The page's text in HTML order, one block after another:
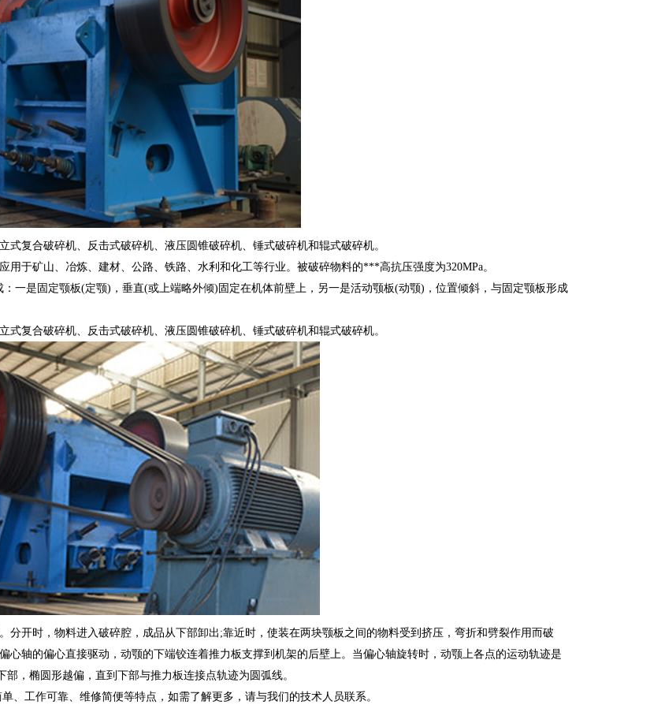
复合破碎机、反击式破碎机、液压圆锥破碎机、锤式破碎机和辊式破碎机。
于矿山、冶炼、建材、公路、铁路、水利和化工等行业。被破碎物料的***高抗压强度为320MPa。
一是固定颚板(定颚)，垂直(或上端略外倾)固定在机体前壁上，另一是活动颚板(动颚)，位置倾斜，与固定颚板形成
复合破碎机、反击式破碎机、液压圆锥破碎机、锤式破碎机和辊式破碎机。
分开时，物料进入破碎腔，成品从下部卸出;靠近时，使装在两块颚板之间的物料受到挤压，弯折和劈裂作用而破
心轴的偏心直接驱动，动颚的下端铰连着推力板支撑到机架的后壁上。当偏心轴旋转时，动颚上各点的运动轨迹是
，椭圆形越偏，直到下部与推力板连接点轨迹为圆弧线。
、工作可靠、维修简便等特点，如需了解更多，请与我们的技术人员联系。